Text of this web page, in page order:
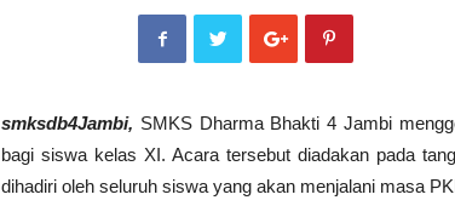
smksdb4Jambi, SMKS Dharma Bhakti 4 Jambi
bagi siswa kelas XI. Acara tersebut diadakan pada
dihadiri oleh seluruh siswa yang akan menjalani masa